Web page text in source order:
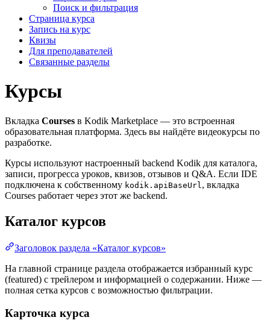
Поиск и фильтрация
Страница курса
Запись на курс
Квизы
Для преподавателей
Связанные разделы
Курсы
Вкладка Courses в Kodik Marketplace — это встроенная
образовательная платформа. Здесь вы найдёте видеокурсы по
разработке.
Курсы используют настроенный backend Kodik для каталога,
записи, прогресса уроков, квизов, отзывов и Q&A. Если IDE
подключена к собственному kodik.apiBaseUrl , вкладка
Courses работает через этот же backend.
Каталог курсов
Заголовок раздела «Каталог курсов»
На главной странице раздела отображается избранный курс
(featured) с трейлером и информацией о содержании. Ниже —
полная сетка курсов с возможностью фильтрации.
Карточка курса